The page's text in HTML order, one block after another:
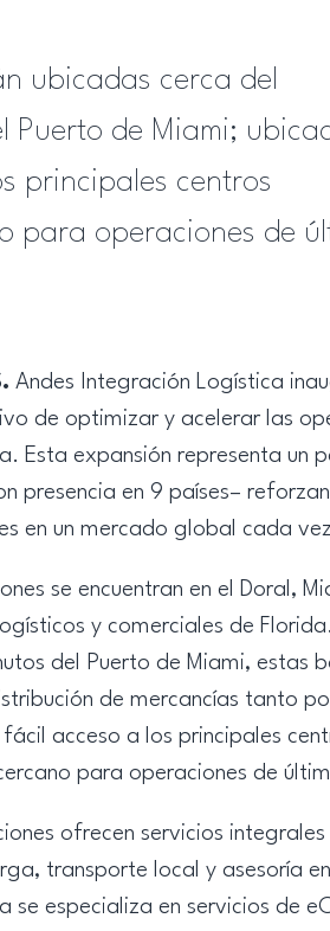
ubicadas cerca del
Puerto de Miami;
principales centros
para operaciones de
Andes Integración Logística
de optimizar y acelerar las
Esta expansión representa
presencia en 9 países–
en un mercado global cada
se encuentran en el Doral,
y comerciales de
del Puerto de Miami,
de mercancías tanto
acceso a los principales
para operaciones de
ofrecen servicios
transporte local y asesoría
se especializa en servicios de